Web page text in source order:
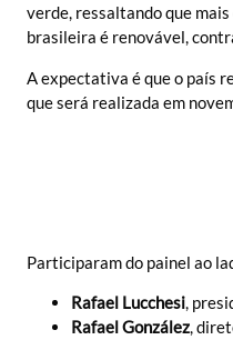
verde, ressaltando que
brasileira é renovável,
A expectativa é que o país
que será realizada em
Participaram do painel ao
Rafael Lucchesi,
Rafael González,